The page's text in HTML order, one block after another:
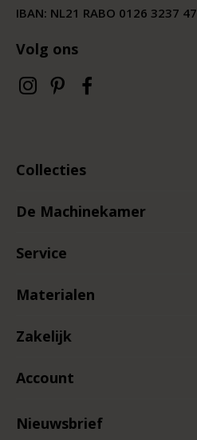
IBAN: NL21 RABO 0126 3237 47
Volg ons
Collecties
De Machinekamer
Service
Materialen
Zakelijk
Account
Nieuwsbrief